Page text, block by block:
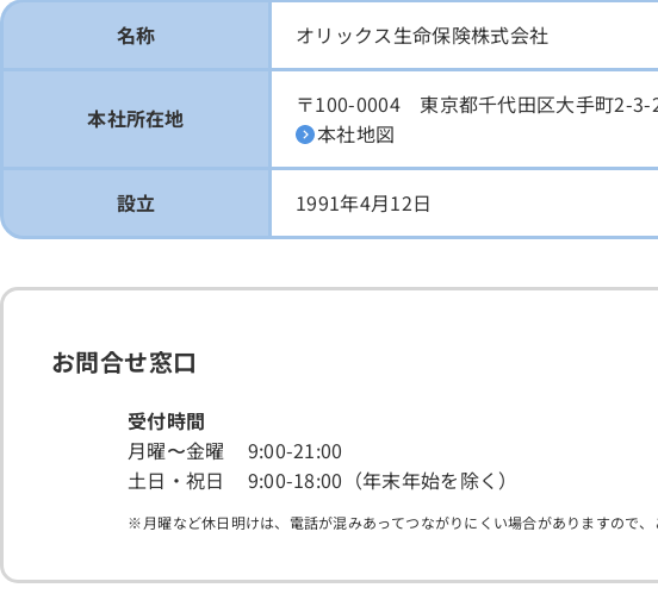
名称 オリックス生命保険株式会社
本社所在地
〒100-0004 東京都千代田区大手町2-3-
本社地図
設立 1991年4月12日
お問合せ窓口
受付時間
月曜〜金曜
9:00-21:00
土日・祝日
9:00-18:00（年末年始を除く）
月曜など休日明けは、電話が混みあってつながりにくい場合がありますので、